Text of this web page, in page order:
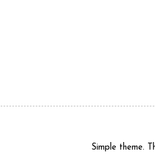
Simple theme.